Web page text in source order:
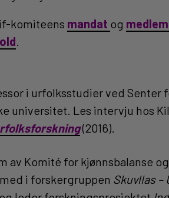
komiteens mandat og
.
i urfolksstudier ved Senter
universitet. Les intervju hos
(2016).
av Komité for kjønnsbalanse
i forskergruppen Skuvllas